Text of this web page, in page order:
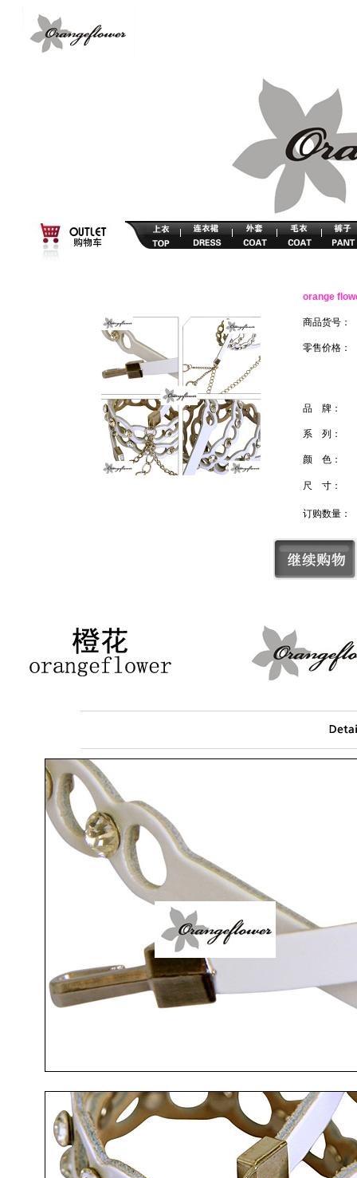
orange
商品货号：
零售价格：
品 牌：
系 列：
颜 色：
尺 寸：
订购数量：